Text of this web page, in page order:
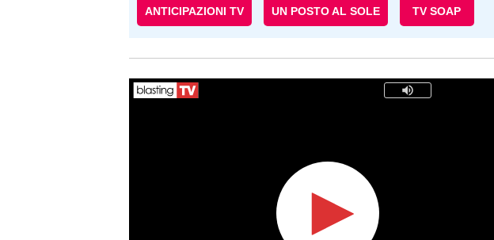
ANTICIPAZIONI TV UN POSTO AL SOLE TV SOAP